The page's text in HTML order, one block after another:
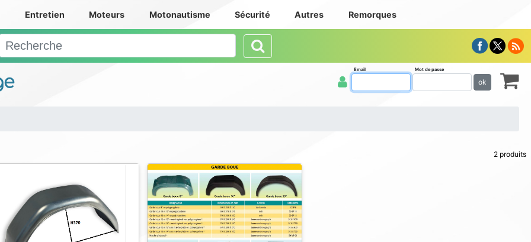
Entretien Moteurs Motonautisme Sécurité Autres Remorques
Email Mot de passe
ok
2 produits